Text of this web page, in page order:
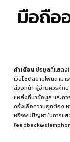
มือถือ
คำเตือนข้อมูลที่แสดง
เว็บไซต์สยามโฟนสาม
ล่วงหน้า ผู้อ่านควรศึกษ
แหล่งที่มาข้อมูล และค
ครั้งเพื่อความถูกต้อง
หรือพบปัญหาในการแส